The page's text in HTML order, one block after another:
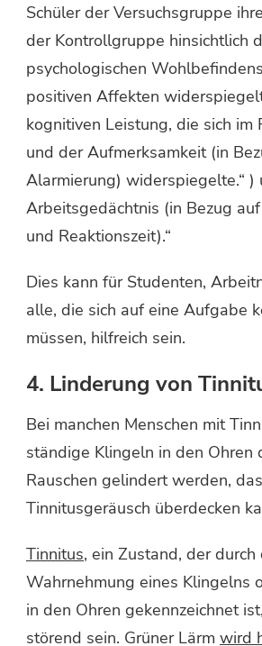
Schüler der Versuchsgruppe
der Kontrollgruppe hinsichtlich
psychologischen
positiven Affekten
kognitiven Leistung, die sich im
und der Aufmerksamkeit (in
Alarmierung) widerspiegelte.“ )
Arbeitsgedächtnis (in Bezug
und Reaktionszeit).“
Dies kann für Studenten,
alle, die sich auf eine Aufgabe
müssen, hilfreich sein.
4. Linderung von
Bei manchen Menschen mit
ständige Klingeln in den Ohren
Rauschen gelindert werden,
Tinnitusgeräusch überdecken
Tinnitus, ein Zustand, der durch
Wahrnehmung eines Klingelns
in den Ohren gekennzeichnet
störend sein. Grüner Lärm wird